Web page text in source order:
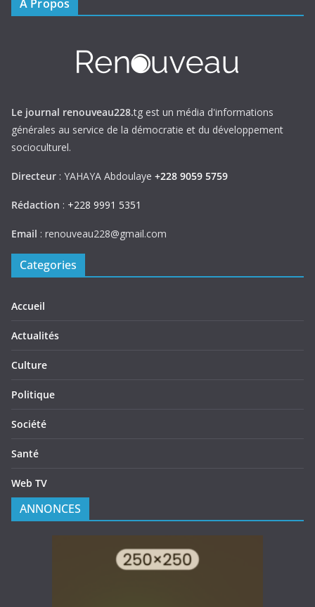
A Propos
Le journal renouveau228.tg est un média d'informations
générales au service de la démocratie et du développement
socioculturel.
Directeur : YAHAYA Abdoulaye +228 9059 5759
Rédaction : +228 9991 5351
Email : renouveau228@gmail.com
Categories
Accueil
Actualités
Culture
Politique
Société
Santé
Web TV
ANNONCES